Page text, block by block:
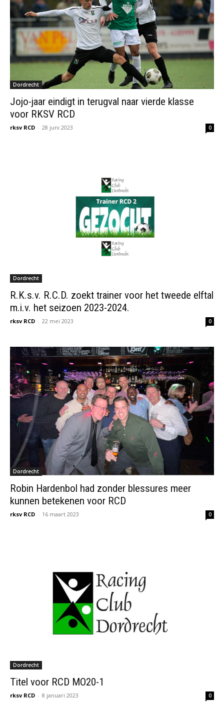
Dordrecht
Jojo-jaar eindigt in terugval naar vierde klasse
voor RKSV RCD
rksv RCD - 28 juni 2023 0
Dordrecht
R.K.s.v. R.C.D. zoekt trainer voor het tweede elftal
m.i.v. het seizoen 2023-2024.
rksv RCD - 22 mei 2023 0
Dordrecht
Robin Hardenbol had zonder blessures meer
kunnen betekenen voor RCD
rksv RCD - 16 maart 2023 0
Dordrecht
Titel voor RCD MO20-1
rksv RCD - 8 januari 2023 0